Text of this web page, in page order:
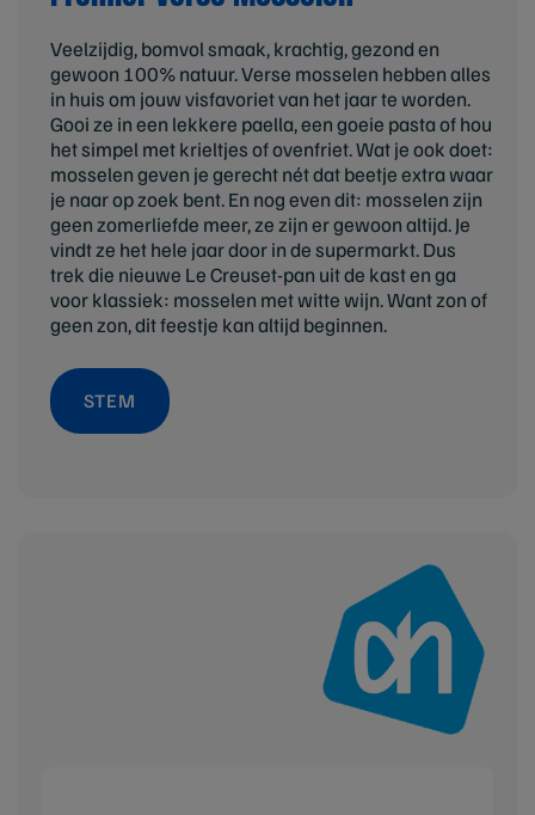
Veelzijdig, bomvol smaak, krachtig, gezond en
gewoon 100% natuur. Verse mosselen hebben alles
in huis om jouw visfavoriet van het jaar te worden.
Gooi ze in een lekkere paella, een goeie pasta of hou
het simpel met krieltjes of ovenfriet. Wat je ook doet:
mosselen geven je gerecht nét dat beetje extra waar
je naar op zoek bent. En nog even dit: mosselen zijn
geen zomerliefde meer, ze zijn er gewoon altijd. Je
vindt ze het hele jaar door in de supermarkt. Dus
trek die nieuwe Le Creuset-pan uit de kast en ga
voor klassiek: mosselen met witte wijn. Want zon of
geen zon, dit feestje kan altijd beginnen.
STEM